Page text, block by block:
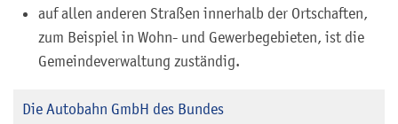
auf allen anderen Straßen innerhalb der Ortschaften,
zum Beispiel in Wohn- und Gewerbegebieten, ist die
Gemeindeverwaltung zuständig.
Die Autobahn GmbH des Bundes